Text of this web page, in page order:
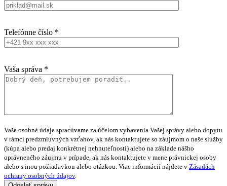
Telefónne číslo *
Vaša správa *
Vaše osobné údaje spracúvame za účelom vybavenia Vašej správy alebo dopytu
v rámci predzmluvných vzťahov, ak nás kontaktujete so záujmom o naše služby
(kúpa alebo predaj konkrétnej nehnuteľnosti) alebo na základe nášho
oprávneného záujmu v prípade, ak nás kontaktujete v mene právnickej osoby
alebo s inou požiadavkou alebo otázkou. Viac informácií nájdete v Zásadách
ochrany osobných údajov.